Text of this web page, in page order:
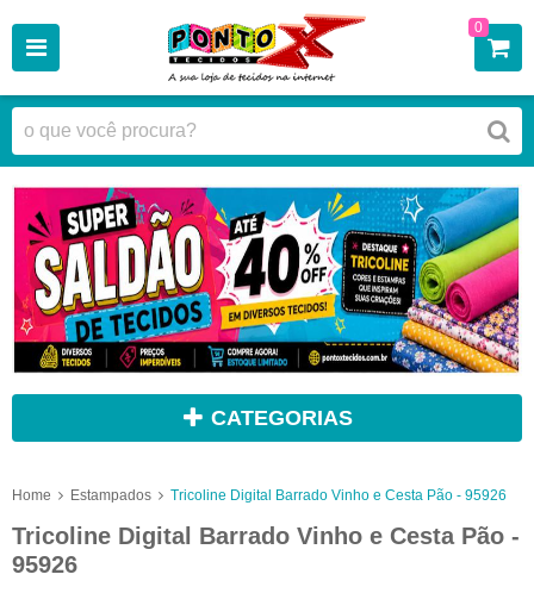
0
CATEGORIAS
Home Estampados Tricoline Digital Barrado Vinho e Cesta Pão - 95926
Tricoline Digital Barrado Vinho e Cesta Pão -
95926